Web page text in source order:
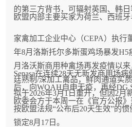
的第三方背书，可辐射英国、韩日
欧盟内部主要买家为荷兰、西班牙
家禽加工企业中心（CEPA）执行
年8月洛斯托尔多斯蛋鸡场暴发H5
月洛沃斯商用种禽场再发疫情以
廷熟制/深加工禽品，鲜肉通道实
拟于2026年3月1日重开，但因2月
Senasa在连续28天无新发商用场
后，向WOAH自申无疫，再经DG
欧委会方于本周一在《官方公报》
按欧盟法规“公布后20天生效”的
锁定8月17日。